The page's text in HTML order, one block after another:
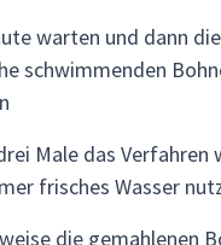
warten und dann
schwimmenden
Male das Verfahren
frisches Wasser
die gemahlenen